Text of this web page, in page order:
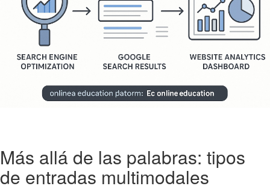
Más allá de las palabras: tipos
de entradas multimodales